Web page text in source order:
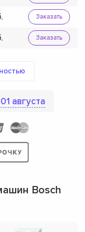
Заказать
Заказать
01 августа
Bosch